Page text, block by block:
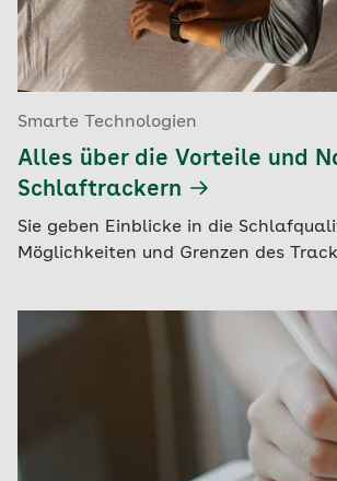
Smarte Technologien
Alles über die Vorteile und
Schlaftrackern
Sie geben Einblicke in die
Möglichkeiten und Grenzen des